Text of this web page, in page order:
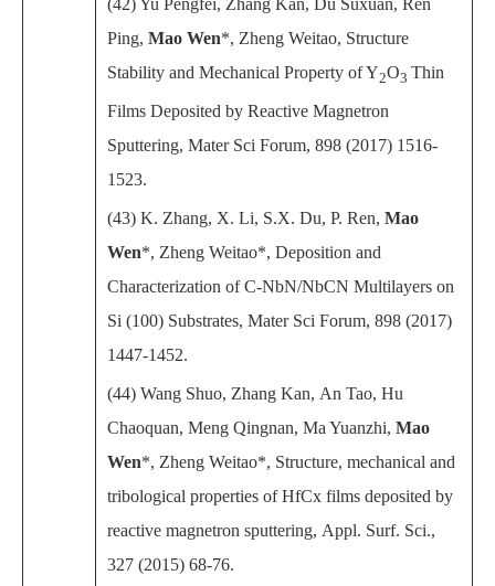
(42) Yu Pengfei, Zhang Kan, Du Suxuan, Ren
Ping, Mao Wen*, Zheng Weitao, Structure
Stability and Mechanical Property of Y2O3 Thin
Films Deposited by Reactive Magnetron
Sputtering, Mater Sci Forum, 898 (2017) 1516-
1523.
(43) K. Zhang, X. Li, S.X. Du, P. Ren, Mao
Wen*, Zheng Weitao*, Deposition and
Characterization of C-NbN/NbCN Multilayers on
Si (100) Substrates, Mater Sci Forum, 898 (2017)
1447-1452.
(44) Wang Shuo, Zhang Kan, An Tao, Hu
Chaoquan, Meng Qingnan, Ma Yuanzhi, Mao
Wen*, Zheng Weitao*, Structure, mechanical and
tribological properties of HfCx films deposited by
reactive magnetron sputtering, Appl. Surf. Sci.,
327 (2015) 68-76.